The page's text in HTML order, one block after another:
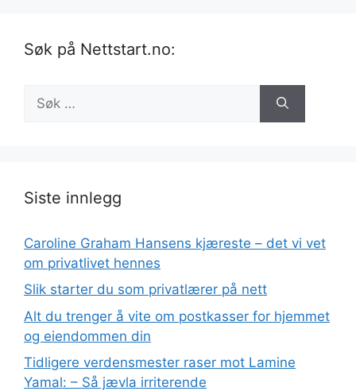
Søk på Nettstart.no:
etter:
Siste innlegg
Caroline Graham Hansens kjæreste – det vi vet
om privatlivet hennes
Slik starter du som privatlærer på nett
Alt du trenger å vite om postkasser for hjemmet
og eiendommen din
Tidligere verdensmester raser mot Lamine
Yamal: – Så jævla irriterende